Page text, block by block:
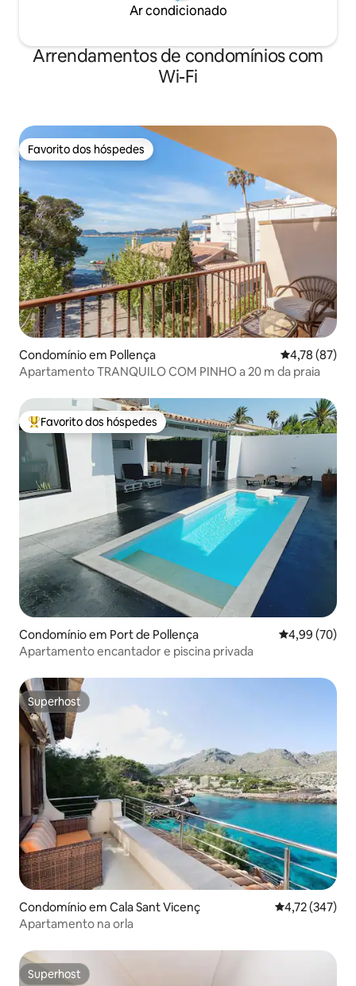
Ar condicionado
Arrendamentos de condomínios com
Wi-Fi
Favorito dos hóspedes
Favorito dos hóspedes
Condomínio em Pollença Classificação
4,78 (87)
Apartamento TRANQUILO COM PINHO a 20 m da praia
Favoritos dos hóspedes mais apreciados
Favorito dos hóspedes
Condomínio em Port de Pollença Classificação
4,99 (70)
Apartamento encantador e piscina privada
Superhost
Superhost
Condomínio em Cala Sant Vicenç Classificação
4,72 (347)
Apartamento na orla
Superhost
Superhost